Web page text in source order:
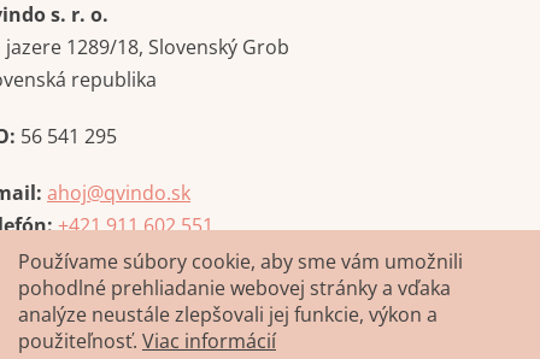
Používame súbory cookie, aby sme vám umožnili
pohodlné prehliadanie webovej stránky a vďaka
analýze neustále zlepšovali jej funkcie, výkon a
použiteľnosť. Viac informácií
s. r. o.
jazere 1289/18, Slovenský Grob
republika
56 541 295
ahoj@qvindo.sk
+421 911 602 551